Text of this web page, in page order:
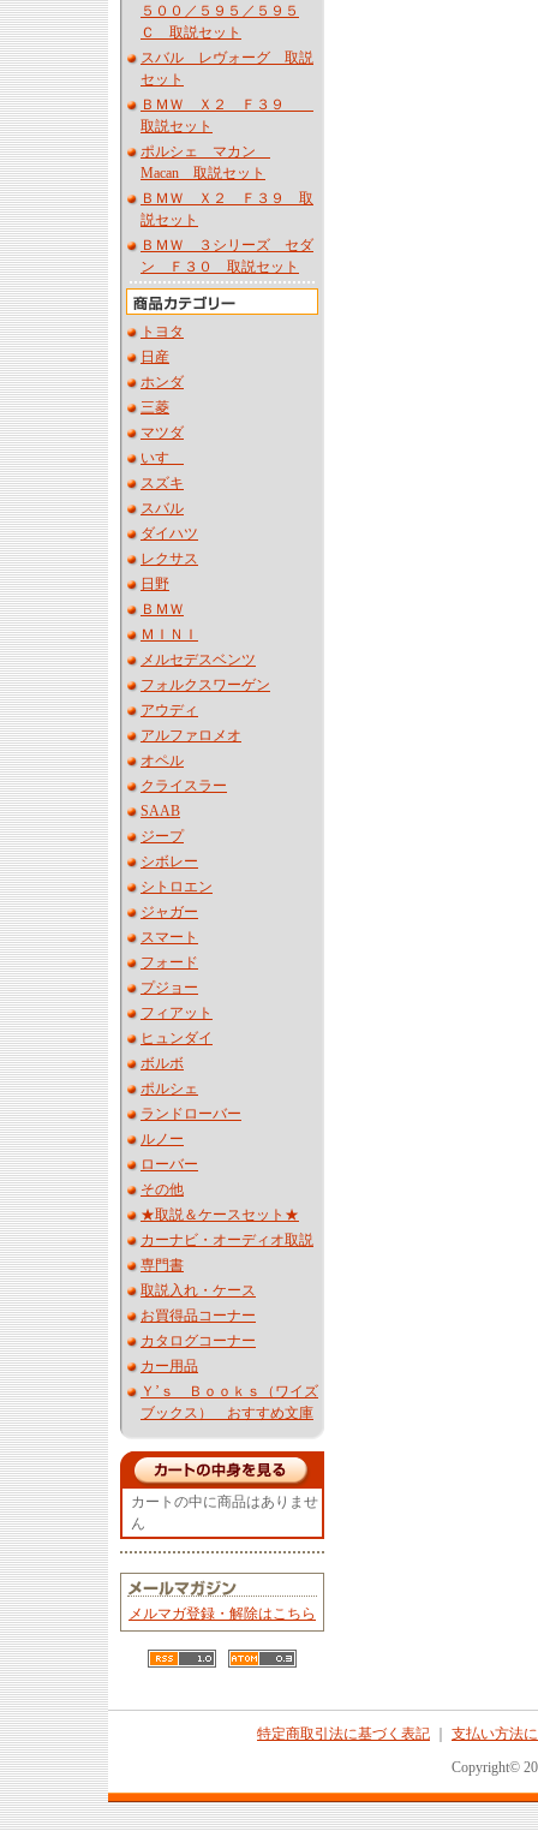
５００／５９５／５９５
Ｃ 取説セット
スバル レヴォーグ 取説
セット
ＢＭＷ Ｘ２ Ｆ３９
取説セット
ポルシェ マカン
Macan 取説セット
ＢＭＷ Ｘ２ Ｆ３９ 取
説セット
ＢＭＷ ３シリーズ セダ
ン Ｆ３０ 取説セット
トヨタ
日産
ホンダ
三菱
マツダ
いすゞ
スズキ
スバル
ダイハツ
レクサス
日野
ＢＭＷ
ＭＩＮＩ
メルセデスベンツ
フォルクスワーゲン
アウディ
アルファロメオ
オペル
クライスラー
SAAB
ジープ
シボレー
シトロエン
ジャガー
スマート
フォード
プジョー
フィアット
ヒュンダイ
ボルボ
ポルシェ
ランドローバー
ルノー
ローバー
その他
★取説＆ケースセット★
カーナビ・オーディオ取説
専門書
取説入れ・ケース
お買得品コーナー
カタログコーナー
カー用品
Ｙ’ｓ Ｂｏｏｋｓ（ワイズ
ブックス） おすすめ文庫
カートの中に商品はありませ
ん
メルマガ登録・解除はこちら
特定商取引法に基づく表記
支払い方法
Copyright©